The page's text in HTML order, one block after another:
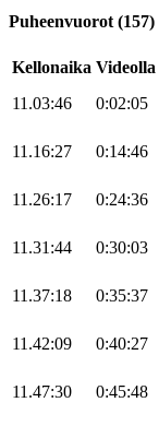
Puheenvuorot (157)
Kellonaika Videolla
11.03:46
0:02:05
11.16:27 0:14:46
11.26:17 0:24:36
11.31:44 0:30:03
11.37:18 0:35:37
11.42:09 0:40:27
11.47:30 0:45:48